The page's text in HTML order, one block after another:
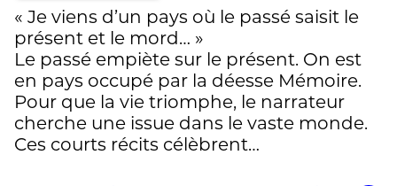
« Je viens d’un pays où le passé saisit le
présent et le mord… »
Le passé empiète sur le présent. On est
en pays occupé par la déesse Mémoire.
Pour que la vie triomphe, le narrateur
cherche une issue dans le vaste monde.
Ces courts récits célèbrent…